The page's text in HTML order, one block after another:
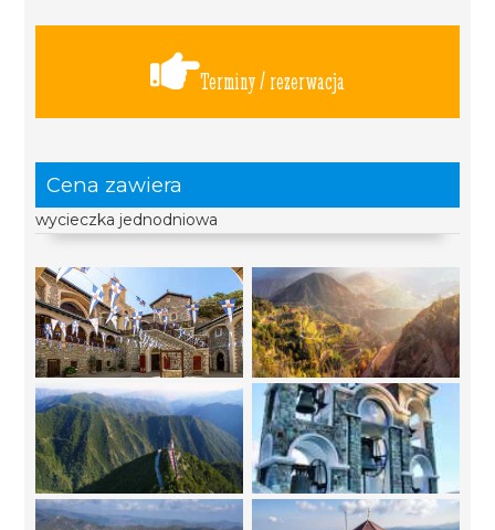
Terminy / rezerwacja
Cena zawiera
wycieczka jednodniowa